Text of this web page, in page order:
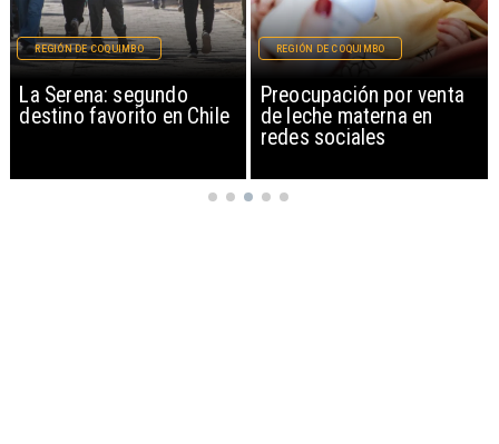
La Serena: segundo
destino favorito en Chile
REGIÓN DE COQUIMBO
Preocupación por venta
de leche materna en
redes sociales
REGIÓN DE COQUIMBO